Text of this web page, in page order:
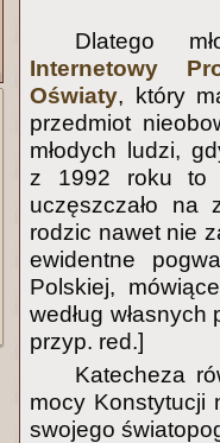
Dlatego
Internetowy
Oświaty, który
przedmiot
młodych ludzi,
z 1992 roku to
uczęszczało na
rodzic nawet nie
ewidentne
Polskiej,
według
przyp. red.]
Katecheza
mocy Konstytucji
swojego